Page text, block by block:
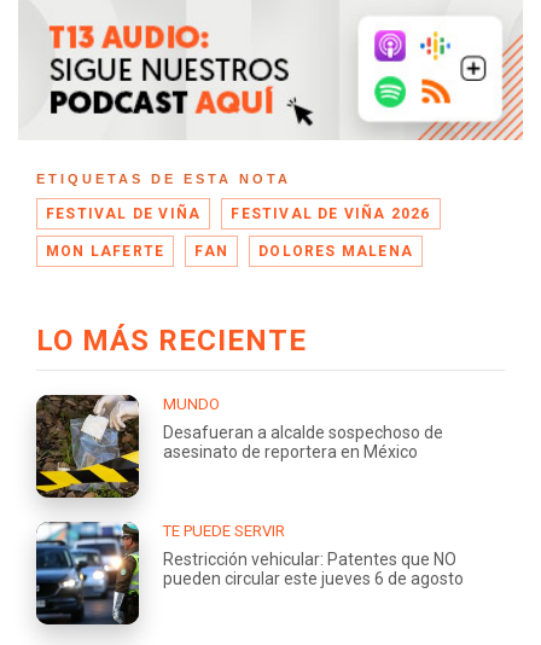
ETIQUETAS DE ESTA NOTA
FESTIVAL DE VIÑA FESTIVAL DE VIÑA 2026
MON LAFERTE FAN DOLORES MALENA
LO MÁS RECIENTE
MUNDO
Desafueran a alcalde sospechoso de
asesinato de reportera en México
TE PUEDE SERVIR
Restricción vehicular: Patentes que NO
pueden circular este jueves 6 de agosto